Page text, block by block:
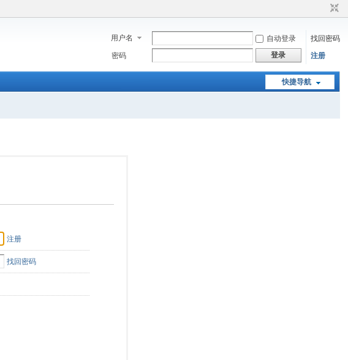
用户名 自动登录
找回密码
密码
登录 注册
快捷导航
注册
找回密码